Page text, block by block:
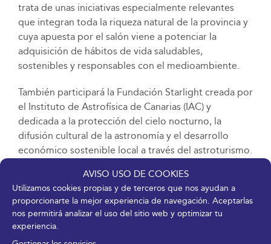
AVISO USO DE COOKIES
Utilizamos cookies propias y de terceros que nos ayudan a
proporcionarte la mejor experiencia de navegación. Aceptarlas
nos permitirá analizar el uso del sitio web y optimizar tu
experiencia.
trata de unas iniciativas especialmente relevantes
que integran toda la riqueza natural de la provincia y
cuya apuesta por el salón viene a potenciar la
adquisición de hábitos de vida saludables,
sostenibles y responsables con el medioambiente.
También participará la Fundación Starlight creada por
el Instituto de Astrofísica de Canarias (IAC) y
dedicada a la protección del cielo nocturno, la
difusión cultural de la astronomía y el desarrollo
económico sostenible local a través del astroturismo.
representa al 60 por ciento de las plazas de
y bungalós de Andalucía.
Natura Málaga está organizado por FYCMA (Palacio
de Ferias y Congresos de Málaga). Son partners la